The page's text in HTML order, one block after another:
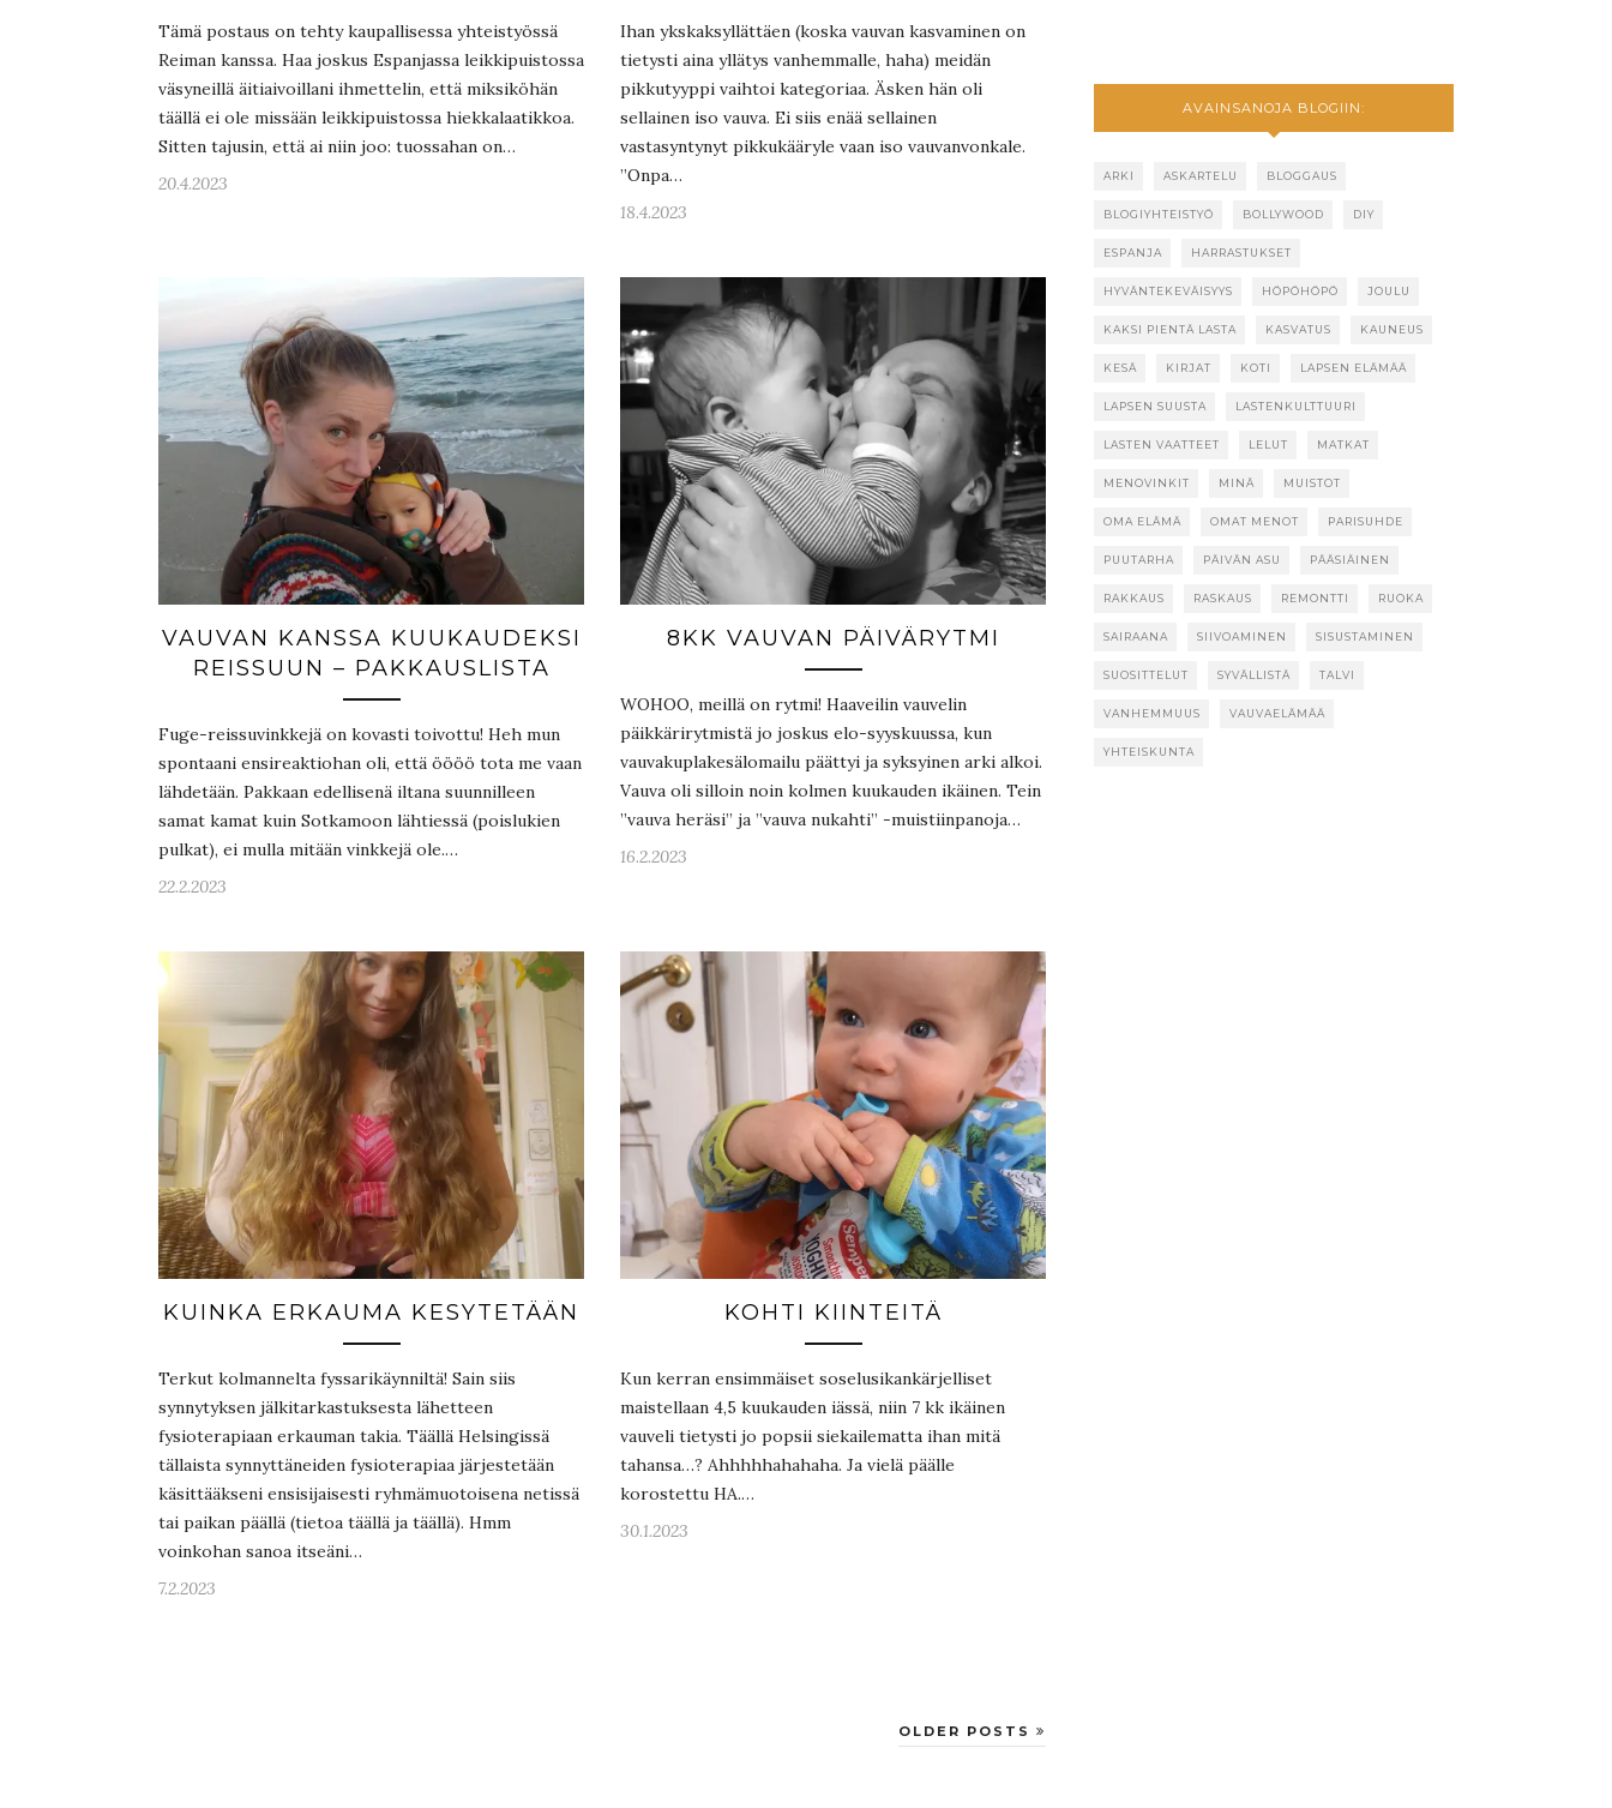
Tämä postaus on tehty kaupallisessa yhteistyössä
Reiman kanssa. Haa joskus Espanjassa leikkipuistossa
väsyneillä äitiaivoillani ihmettelin, että miksiköhän
täällä ei ole missään leikkipuistossa hiekkalaatikkoa.
Sitten tajusin, että ai niin joo: tuossahan on…
20.4.2023
Ihan ykskaksyllättäen (koska vauvan kasvaminen on
tietysti aina yllätys vanhemmalle, haha) meidän
pikkutyyppi vaihtoi kategoriaa. Äsken hän oli
sellainen iso vauva. Ei siis enää sellainen
vastasyntynyt pikkukääryle vaan iso vauvanvonkale.
”Onpa…
18.4.2023
VAUVAN KANSSA KUUKAUDEKSI
REISSUUN – PAKKAUSLISTA
Fuge-reissuvinkkejä on kovasti toivottu! Heh mun
spontaani ensireaktiohan oli, että öööö tota me vaan
lähdetään. Pakkaan edellisenä iltana suunnilleen
samat kamat kuin Sotkamoon lähtiessä (poislukien
pulkat), ei mulla mitään vinkkejä ole.…
22.2.2023
8KK VAUVAN PÄIVÄRYTMI
WOHOO, meillä on rytmi! Haaveilin vauvelin
päikkärirytmistä jo joskus elo-syyskuussa, kun
vauvakuplakesälomailu päättyi ja syksyinen arki alkoi.
Vauva oli silloin noin kolmen kuukauden ikäinen. Tein
”vauva heräsi” ja ”vauva nukahti” -muistiinpanoja…
16.2.2023
KUINKA ERKAUMA KESYTETÄÄN
Terkut kolmannelta fyssarikäynniltä! Sain siis
synnytyksen jälkitarkastuksesta lähetteen
fysioterapiaan erkauman takia. Täällä Helsingissä
tällaista synnyttäneiden fysioterapiaa järjestetään
käsittääkseni ensisijaisesti ryhmämuotoisena netissä
tai paikan päällä (tietoa täällä ja täällä). Hmm
voinkohan sanoa itseäni…
7.2.2023
KOHTI KIINTEITÄ
Kun kerran ensimmäiset soselusikankärjelliset
maistellaan 4,5 kuukauden iässä, niin 7 kk ikäinen
vauveli tietysti jo popsii siekailematta ihan mitä
tahansa…? Ahhhhhahahaha. Ja vielä päälle
korostettu HA.…
30.1.2023
OLDER POSTS
AVAINSANOJA BLOGIIN:
ARKI ASKARTELU BLOGGAUS
BLOGIYHTEISTYÖ BOLLYWOOD DIY
ESPANJA HARRASTUKSET
HYVÄNTEKEVÄISYYS HÖPÖHÖPÖ JOULU
KAKSI PIENTÄ LASTA KASVATUS KAUNEUS
KESÄ KIRJAT KOTI LAPSEN ELÄMÄÄ
LAPSEN SUUSTA LASTENKULTTUURI
LASTEN VAATTEET LELUT MATKAT
MENOVINKIT MINÄ MUISTOT
OMA ELÄMÄ OMAT MENOT PARISUHDE
PUUTARHA PÄIVÄN ASU PÄÄSIÄINEN
RAKKAUS RASKAUS REMONTTI RUOKA
SAIRAANA SIIVOAMINEN SISUSTAMINEN
SUOSITTELUT SYVÄLLISTÄ TALVI
VANHEMMUUS VAUVAELÄMÄÄ
YHTEISKUNTA